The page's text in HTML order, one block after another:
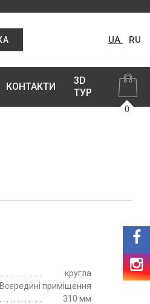
UA RU
КОНТАКТИ
3D
ТУР
0
кругла
Всередині приміщення
310 мм